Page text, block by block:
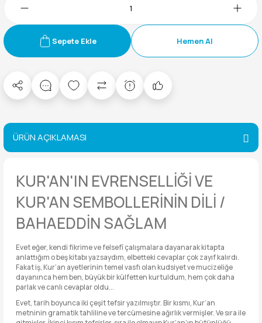
Sepete Ekle Hemen Al
ÜRÜN AÇIKLAMASI
KUR'AN'IN EVRENSELLİĞİ VE
KUR'AN SEMBOLLERİNİN DİLİ /
BAHAEDDİN SAĞLAM
Evet eğer, kendi fikrime ve felsefî çalışmalara dayanarak kitapta
anlattığım o beş kitabı yazsaydım, elbetteki cevaplar çok zayıf kalırdı.
Fakat iş, Kur’an ayetlerinin temel vasfı olan kudsiyet ve mucizeliğe
dayanınca hem ben, büyük bir külfetten kurtuldum, hem çok daha
parlak ve canlı cevaplar oldu...
Evet, tarih boyunca iki çeşit tefsir yazılmıştır. Bir kısmı, Kur’an
metninin gramatik tahliline ve tercümesine ağırlık vermişler. Ve sıra ile